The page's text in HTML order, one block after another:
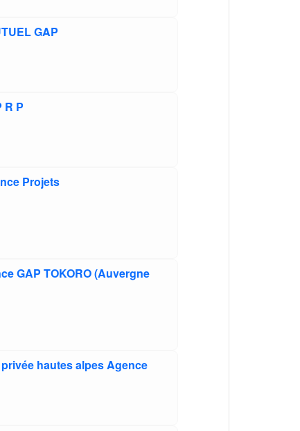
GAP
R P
Projets
GAP TOKORO (Auvergne
hautes alpes Agence